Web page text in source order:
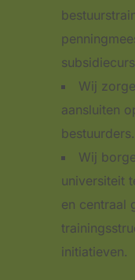
Wij
aansluiten
bestuurders.
Wij
universiteit
en centraal
initiatieven.